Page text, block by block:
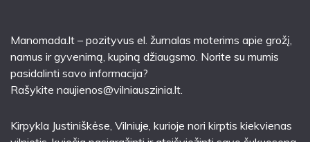
Manomada.lt – pozityvus el. žurnalas moterims apie grožį,
namus ir gyvenimą, kupiną džiaugsmo. Norite su mumis
pasidalinti savo informacija?
Rašykite naujienos@vilniauszinia.lt
Kirpykla Justiniškėse, Vilniuje, kurioje nori kirptis kiekvienas